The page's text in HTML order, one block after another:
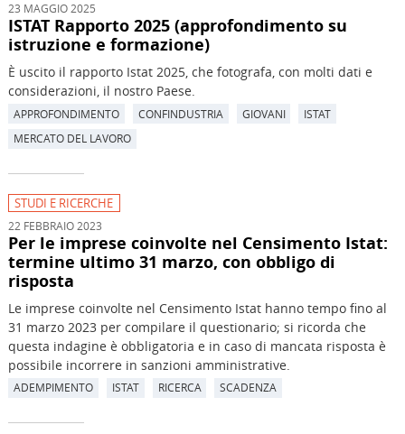
23 MAGGIO 2025
ISTAT Rapporto 2025 (approfondimento su
istruzione e formazione)
È uscito il rapporto Istat 2025, che fotografa, con molti dati e
considerazioni, il nostro Paese.
APPROFONDIMENTO CONFINDUSTRIA GIOVANI
ISTAT
MERCATO DEL LAVORO
STUDI E RICERCHE
22 FEBBRAIO 2023
Per le imprese coinvolte nel Censimento Istat:
termine ultimo 31 marzo, con obbligo di
risposta
Le imprese coinvolte nel Censimento Istat hanno tempo fino al
31 marzo 2023 per compilare il questionario; si ricorda che
questa indagine è obbligatoria e in caso di mancata risposta è
possibile incorrere in sanzioni amministrative.
ADEMPIMENTO ISTAT RICERCA SCADENZA